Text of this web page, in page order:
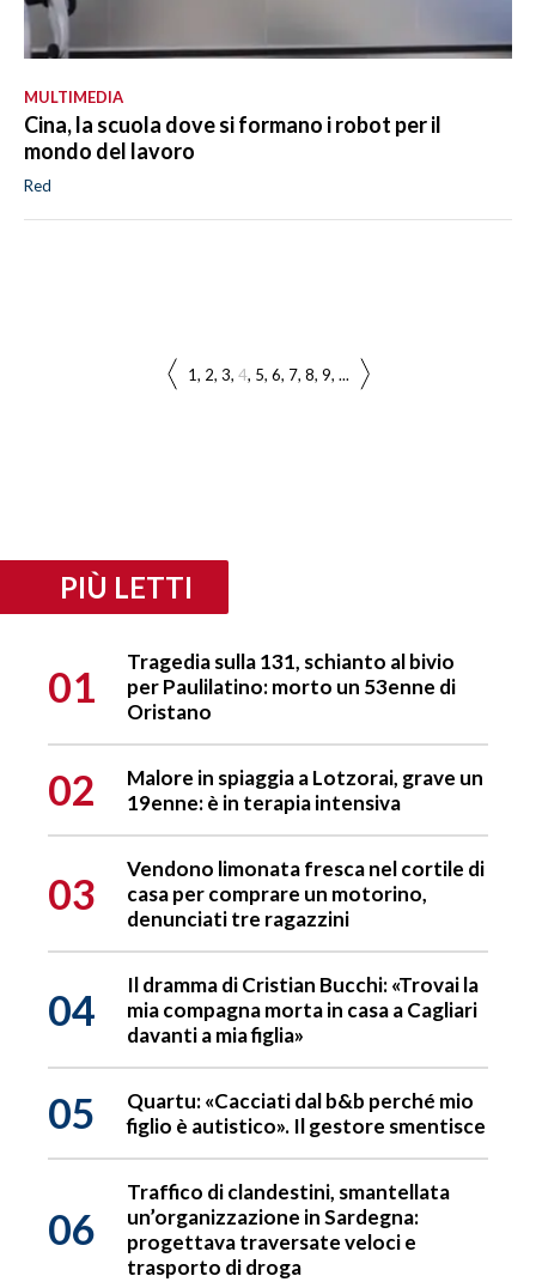
MULTIMEDIA
Cina, la scuola dove si formano i robot per il
mondo del lavoro
Red
1 2 3 4 5 6 7 8 9 ...
PIÙ LETTI
01
Tragedia sulla 131, schianto al bivio
per Paulilatino: morto un 53enne di
Oristano
02
Malore in spiaggia a Lotzorai, grave un
19enne: è in terapia intensiva
03
Vendono limonata fresca nel cortile di
casa per comprare un motorino,
denunciati tre ragazzini
04
Il dramma di Cristian Bucchi: «Trovai la
mia compagna morta in casa a Cagliari
davanti a mia figlia»
05
Quartu: «Cacciati dal b&b perché mio
figlio è autistico». Il gestore smentisce
06
Traffico di clandestini, smantellata
un’organizzazione in Sardegna:
progettava traversate veloci e
trasporto di droga